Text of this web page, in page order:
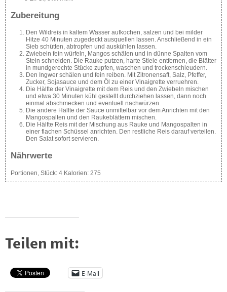
Zubereitung
Den Wildreis in kaltem Wasser aufkochen, salzen und bei milder
Hitze 40 Minuten zugedeckt ausquellen lassen. Anschließend in ein
Sieb schütten, abtropfen und auskühlen lassen.
Zwiebeln fein würfeln, Mangos schälen und in dünne Spalten vom
Stein schneiden. Die Rauke putzen, harte Stiele entfernen, die Blätter
in mundgerechte Stücke zupfen, waschen und trockenschleudern.
Den Ingwer schälen und fein reiben. Mit Zitronensaft, Salz, Pfeffer,
Zucker, Sojasauce und dem Öl zu einer Vinaigrette verruehren.
Die Hälfte der Vinaigrette mit dem Reis und den Zwiebeln mischen
und etwa 30 Minuten kühl gestellt durchziehen lassen, dann noch
einmal abschmecken und eventuell nachwürzen.
Die andere Hälfte der Sauce unmittelbar vor dem Anrichten mit den
Mangospalten und den Raukeblättern mischen.
Die Hälfte Reis mit der Mischung aus Rauke und Mangospalten in
einer flachen Schüssel anrichten. Den restliche Reis darauf verteilen.
Den Salat sofort servieren.
Nährwerte
Portionen, Stück: 4 Kalorien: 275
Teilen mit:
E-Mail